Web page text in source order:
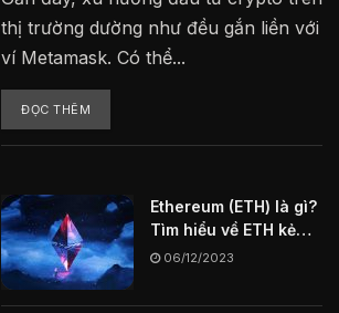
thị trường dường như đều gắn liền với
ví Metamask. Có thể...
ĐỌC THÊM
Ethereum (ETH) là gì?
Tìm hiểu về ETH kẻ
thách thức vĩ đại
06/12/2023